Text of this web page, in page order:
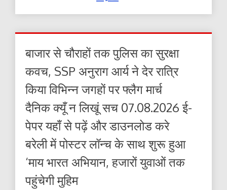
बाजार से चौराहों तक पुलिस का सुरक्षा
कवच, SSP अनुराग आर्य ने देर रात्रि
किया विभिन्न जगहों पर फ्लैग मार्च
दैनिक क्यूँ न लिखूं सच 07.08.2026 ई-
पेपर यहाँ से पढ़ें और डाउनलोड करे
बरेली में पोस्टर लॉन्च के साथ शुरू हुआ
‘माय भारत अभियान, हजारों युवाओं तक
पहुंचेगी मुहिम